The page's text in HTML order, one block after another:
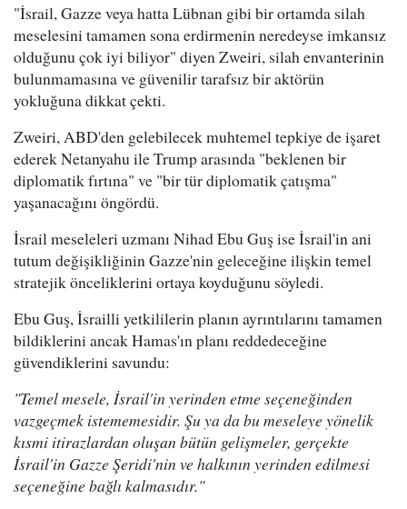
"İsrail, Gazze veya hatta Lübnan gibi bir ortamda silah
meselesini tamamen sona erdirmenin neredeyse imkansız
olduğunu çok iyi biliyor" diyen Zweiri, silah envanterinin
bulunmamasına ve güvenilir tarafsız bir aktörün
yokluğuna dikkat çekti.
Zweiri, ABD'den gelebilecek muhtemel tepkiye de işaret
ederek Netanyahu ile Trump arasında "beklenen bir
diplomatik fırtına" ve "bir tür diplomatik çatışma"
yaşanacağını öngördü.
İsrail meseleleri uzmanı Nihad Ebu Guş ise İsrail'in ani
tutum değişikliğinin Gazze'nin geleceğine ilişkin temel
stratejik önceliklerini ortaya koyduğunu söyledi.
Ebu Guş, İsrailli yetkililerin planın ayrıntılarını tamamen
bildiklerini ancak Hamas'ın planı reddedeceğine
güvendiklerini savundu:
"Temel mesele, İsrail'in yerinden etme seçeneğinden
vazgeçmek istememesidir. Şu ya da bu meseleye yönelik
kısmi itirazlardan oluşan bütün gelişmeler, gerçekte
İsrail'in Gazze Şeridi'nin ve halkının yerinden edilmesi
seçeneğine bağlı kalmasıdır."